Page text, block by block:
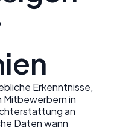
Erkenntnisse,
Mitbewerbern in
an
Daten wann